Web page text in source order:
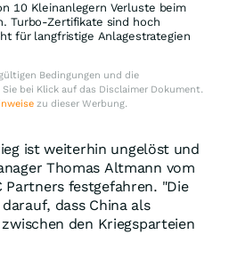
10 Kleinanlegern Verluste beim
Turbo-Zertifikate sind hoch
für langfristige Anlagestrategien
Bedingungen und die
bei Klick auf das Disclaimer Dokument.
zu dieser Werbung.
ist weiterhin ungelöst und
Thomas Altmann vom
Partners festgefahren. "Die
dass China als
den Kriegsparteien